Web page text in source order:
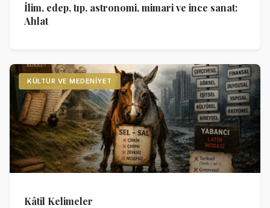
İlim, edep, tıp, astronomi, mimari ve ince sanat:
Ahlat
KÜLTÜR VE MEDENIYET
Kâtil Kelimeler